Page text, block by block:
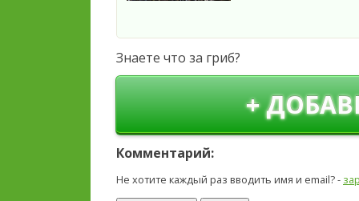
Знаете что за гриб?
+
Комментарий:
Не хотите каждый раз вводить имя и email? -